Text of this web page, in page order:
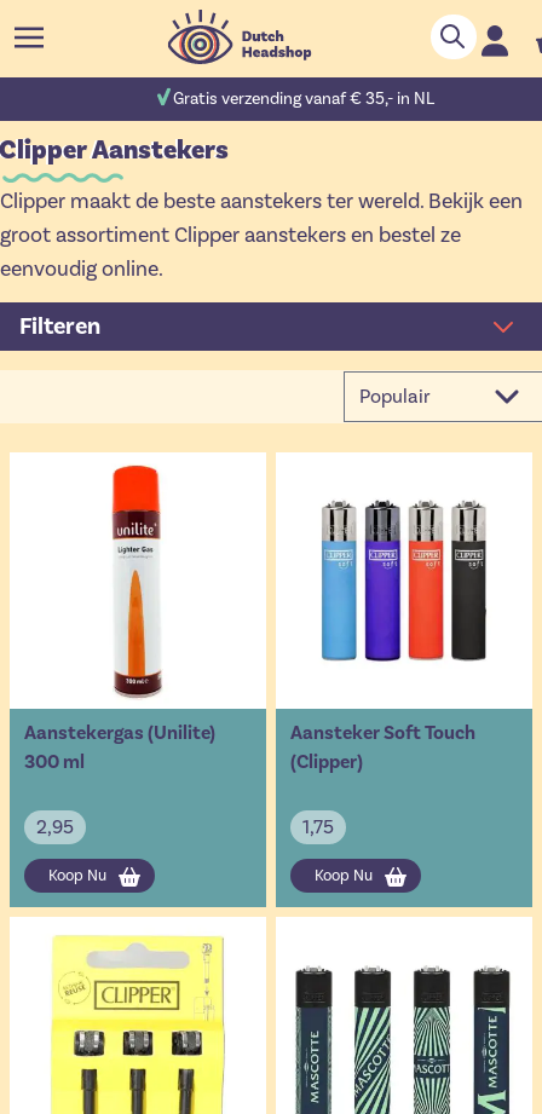
Zoek
Gratis verzending vanaf € 35,- in NL
Clipper Aanstekers
Clipper maakt de beste aanstekers ter wereld. Bekijk een
groot assortiment Clipper aanstekers en bestel ze
eenvoudig online.
Filteren
Aanstekergas (Unilite)
300 ml
2,95
Koop Nu
Aansteker Soft Touch
(Clipper)
1,75
Koop Nu